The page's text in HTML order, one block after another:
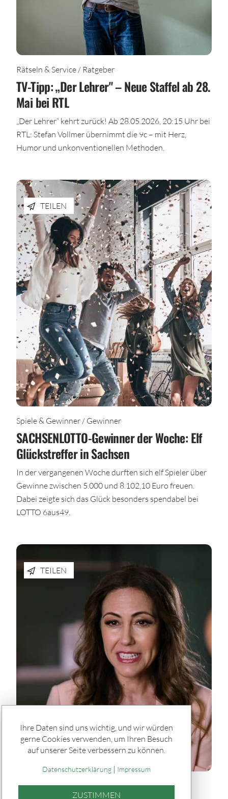
Rätseln & Service / Ratgeber
TV-Tipp: „Der Lehrer" – Neue Staffel ab 28.
Mai bei RTL
„Der Lehrer“ kehrt zurück! Ab 28.05.2026, 20:15 Uhr bei
RTL: Stefan Vollmer übernimmt die 9c – mit Herz,
Humor und unkonventionellen Methoden.
TEILEN
Spiele & Gewinner / Gewinner
SACHSENLOTTO-Gewinner der Woche: Elf
Glückstreffer in Sachsen
In der vergangenen Woche durften sich elf Spieler über
Gewinne zwischen 5.000 und 8.102,10 Euro freuen.
Dabei zeigte sich das Glück besonders spendabel bei
LOTTO 6aus49.
TEILEN
Rätseln & Service / Ratgeber
Ihre Daten sind uns wichtig, und wir würden
gerne Cookies verwenden, um Ihren Besuch
auf unserer Seite verbessern zu können.
Datenschutzerklärung| Impressum
ZUSTIMMEN